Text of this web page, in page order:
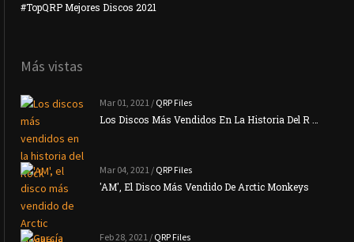
#TopQRP Mejores Discos 2021
Más vistas
Mar 01, 2021 / QRP Files
Los Discos Más Vendidos En La Historia Del R …
Mar 04, 2021 / QRP Files
'AM', El Disco Más Vendido De Arctic Monkeys
Feb 28, 2021 / QRP Files